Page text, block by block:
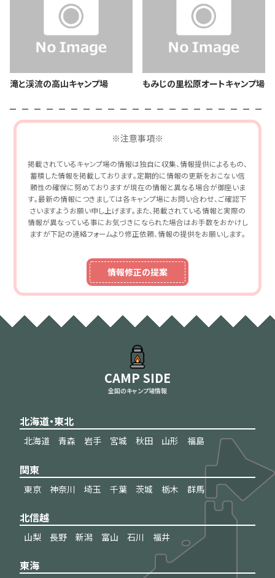
滝と渓流の高山キャンプ場 もみじの里松原オートキャンプ場
※注意事項※
掲載されているキャンプ場の情報は独自に収集、情報提供によるもの、
蓄積した情報を掲載しております。定期的に情報の更新をおこない信
頼性の確保に努めておりますが現在の情報と異なる場合が御座いま
す。最新の情報につきましては各キャンプ場にお問い合わせ、ご確認下
さいますようお願い申し上げます。また、掲載されている情報と実際の
情報が異なっている事にお気づきになられた場合はお手数をおかけし
ますが下記の連絡フォームより修正依頼、情報の提供をお願いします。
情報修正の提案
CAMP SIDE
全国のキャンプ場情報
北海道・東北
北海道 青森 岩手 宮城 秋田 山形 福島
関東
東京 神奈川 埼玉 千葉 茨城 栃木 群馬
北信越
山梨 長野 新潟 富山 石川 福井
東海